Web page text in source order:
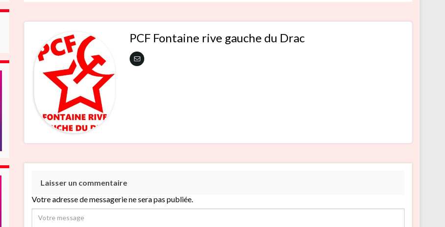
PCF Fontaine rive gauche du Drac
Laisser un commentaire
Votre adresse de messagerie ne sera pas publiée.